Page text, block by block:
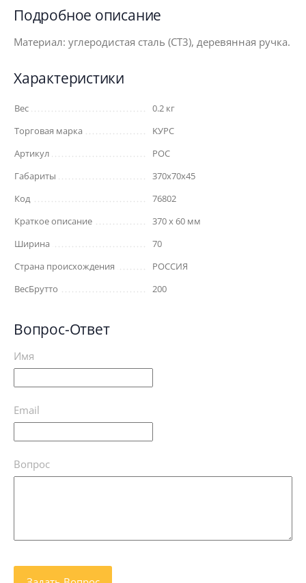
Подробное описание
Материал: углеродистая сталь (СТ3), деревянная ручка.
Характеристики
Вес
0.2 кг
Торговая марка
KУРС
Артикул
РОС
Габариты
370x70x45
Код
76802
Краткое описание
370 х 60 мм
Ширина
70
Страна происхождения
РОССИЯ
ВесБрутто
200
Вопрос-Ответ
Имя
Email
Вопрос